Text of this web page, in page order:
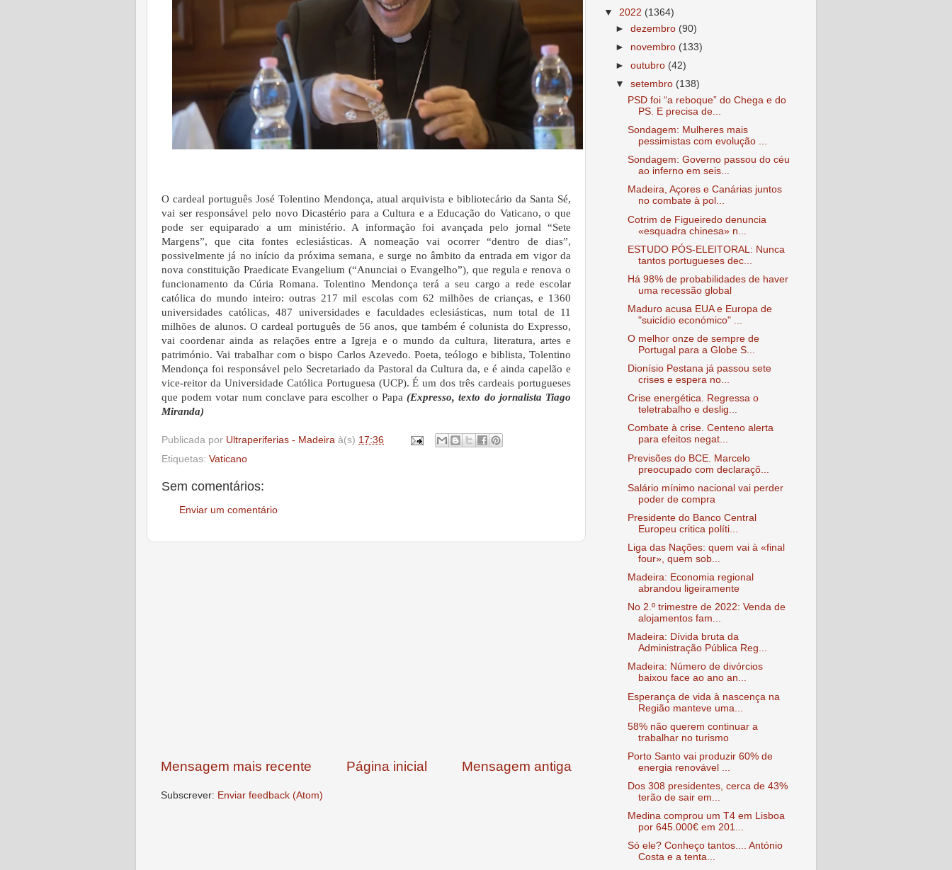
O cardeal português José Tolentino Mendonça, atual arquivista e bibliotecário da Santa Sé,
vai ser responsável pelo novo Dicastério para a Cultura e a Educação do Vaticano, o que
pode ser equiparado a um ministério. A informação foi avançada pelo jornal “Sete
Margens”, que cita fontes eclesiásticas. A nomeação vai ocorrer “dentro de dias”,
possivelmente já no início da próxima semana, e surge no âmbito da entrada em vigor da
nova constituição Praedicate Evangelium (“Anunciai o Evangelho”), que regula e renova o
funcionamento da Cúria Romana. Tolentino Mendonça terá a seu cargo a rede escolar
católica do mundo inteiro: outras 217 mil escolas com 62 milhões de crianças, e 1360
universidades católicas, 487 universidades e faculdades eclesiásticas, num total de 11
milhões de alunos. O cardeal português de 56 anos, que também é colunista do Expresso,
vai coordenar ainda as relações entre a Igreja e o mundo da cultura, literatura, artes e
património. Vai trabalhar com o bispo Carlos Azevedo. Poeta, teólogo e biblista, Tolentino
Mendonça foi responsável pelo Secretariado da Pastoral da Cultura da, e é ainda capelão e
vice-reitor da Universidade Católica Portuguesa (UCP). É um dos três cardeais portugueses
que podem votar num conclave para escolher o Papa(Expresso, texto do jornalista Tiago
Miranda)
Publicada por Ultraperiferias - Madeira à(s) 17:36
Etiquetas: Vaticano
Sem comentários:
Enviar um comentário
Mensagem mais recente Mensagem antiga
Página inicial
Subscrever: Enviar feedback (Atom)
▼ 2022 (1364)
►dezembro (90)
► novembro (133)
►outubro (42)
▼setembro (138)
PSD foi “a reboque” do Chega e do
PS. E precisa de...
Sondagem: Mulheres mais
pessimistas com evolução ...
Sondagem: Governo passou do céu
ao inferno em seis...
Madeira, Açores e Canárias juntos
no combate à pol...
Cotrim de Figueiredo denuncia
«esquadra chinesa» n...
ESTUDO PÓS-ELEITORAL: Nunca
tantos portugueses dec...
Há 98% de probabilidades de haver
uma recessão global
Maduro acusa EUA e Europa de
"suicídio económico" ...
O melhor onze de sempre de
Portugal para a Globe S...
Dionísio Pestana já passou sete
crises e espera no...
Crise energética. Regressa o
teletrabalho e deslig...
Combate à crise. Centeno alerta
para efeitos negat...
Previsões do BCE. Marcelo
preocupado com declaraçõ...
Salário mínimo nacional vai perder
poder de compra
Presidente do Banco Central
Europeu critica políti...
Liga das Nações: quem vai à «final
four», quem sob...
Madeira: Economia regional
abrandou ligeiramente
No 2.º trimestre de 2022: Venda de
alojamentos fam...
Madeira: Dívida bruta da
Administração Pública Reg...
Madeira: Número de divórcios
baixou face ao ano an...
Esperança de vida à nascença na
Região manteve uma...
58% não querem continuar a
trabalhar no turismo
Porto Santo vai produzir 60% de
energia renovável ...
Dos 308 presidentes, cerca de 43%
terão de sair em...
Medina comprou um T4 em Lisboa
por 645.000€ em 201...
Só ele? Conheço tantos.... António
Costa e a tenta...